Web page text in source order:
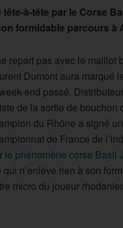
à-tête par le Corse
formidable parcours à
repart pas avec le maillot
Dumont aura marqué
end passé.
de la sortie de bouchon
du Rhône a signé
de France de
le phénomène corse Basil
qui n’enlève rien à son
micro du joueur